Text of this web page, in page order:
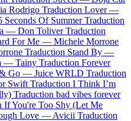
Rodrigo Traduction Lover —
Seconds Of Summer Traduction
— Don Toliver Traduction
For Me — Michele Morrone
Traduction Stand By —
— Tainy Traduction Forever
& Go — Juice WRLD Traduction
Swift Traduction I Think I’m
Traduction bad vibes forever
If You're Too Shy (Let Me
Love — Avicii Traduction